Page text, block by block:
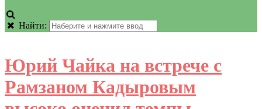
Найти:
Юрий Чайка на встрече с
Рамзаном Кадыровым